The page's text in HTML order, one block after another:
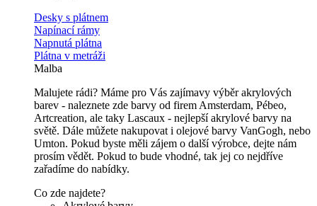
Desky s plátnem
Napínací rámy
Napnutá plátna
Plátna v metráži
Malba
Malujete rádi? Máme pro Vás zajímavy výběr akrylových
barev - naleznete zde barvy od firem Amsterdam, Pébeo,
Artcreation, ale taky Lascaux - nejlepší akrylové barvy na
světě. Dále můžete nakupovat i olejové barvy VanGogh, nebo
Umton. Pokud byste měli zájem o další výrobce, dejte nám
prosím vědět. Pokud to bude vhodné, tak jej co nejdříve
zařadíme do nabídky.
Co zde najdete?